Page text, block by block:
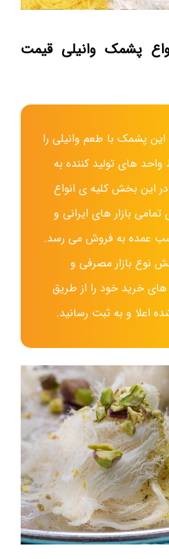
پشمک وانیلی قیمت
این پشمک با طعم وانیلی را
های تولید کننده به
این بخش کلیه ی انواع
تمامی بازار های ایرانی و
عمده به فروش می رسد.
نوع بازار مصرفی و
خرید خود را از طریق
اعلا و به ثبت رسانید.